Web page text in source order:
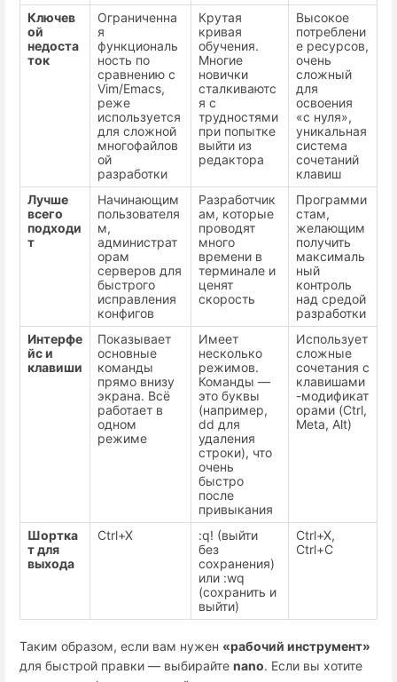
Ключев
ой
недоста
ток
Ограниченна
я
функциональ
ность по
сравнению с
Vim/Emacs,
реже
используется
для сложной
многофайлов
ой
разработки
Крутая
кривая
обучения.
Многие
новички
сталкиваютс
я с
трудностями
при попытке
выйти из
редактора
Высокое
потреблени
е ресурсов,
очень
сложный
для
освоения
«с нуля»,
уникальная
система
сочетаний
клавиш
Лучше
всего
подходи
т
Начинающим
пользователя
м,
администрат
орам
серверов для
быстрого
исправления
конфигов
Разработчик
ам, которые
проводят
много
времени в
терминале и
ценят
скорость
Программи
стам,
желающим
получить
максималь
ный
контроль
над средой
разработки
Интерфе
йс и
клавиши
Показывает
основные
команды
прямо внизу
экрана. Всё
работает в
одном
режиме
Имеет
несколько
режимов.
Команды —
это буквы
(например,
dd для
удаления
строки), что
очень
быстро
после
привыкания
Использует
сложные
сочетания с
клавишами
-модификат
орами (Ctrl,
Meta, Alt)
Шортка
т для
выхода
Ctrl+X
:q! (выйти
без
сохранения)
или :wq
(сохранить и
выйти)
Ctrl+X,
Ctrl+C
Таким образом, если вам нужен «рабочий инструмент»
для быстрой правки — выбирайте nano. Если вы хотите